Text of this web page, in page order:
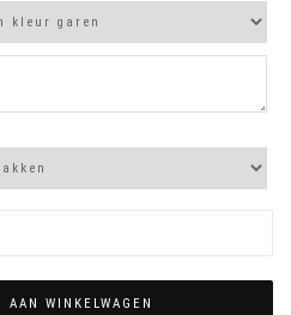
AAN WINKELWAGEN